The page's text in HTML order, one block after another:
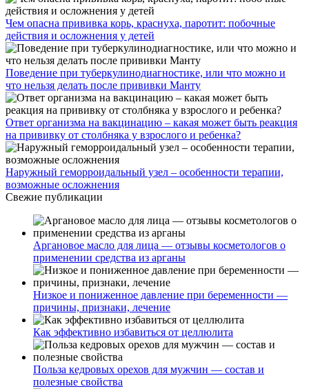
Чем опасна прививка корь, краснуха, паротит: побочные
действия и осложнения у детей
Поведение при туберкулинодиагностике, или что можно и
что нельзя делать после прививки Манту
Ответ организма на вакцинацию – какая может быть реакция
на прививку от столбняка у взрослого и ребенка?
Наружный геморроидальный узел – особенности терапии,
возможные осложнения
Свежие публикации
Аргановое масло для лица — отзывы косметологов о
применении средства из арганы
Низкое и пониженное давление при беременности —
причины, признаки, лечение
Как эффективно избавиться от целлюлита
Польза кедровых орехов для мужчин — состав и
полезные свойства